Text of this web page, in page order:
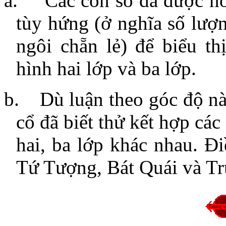
tùy hứng (ở nghĩa số
ngôi chẵn lẻ) để biểu
hình hai lớp và ba lớp.
b.
Dù luận theo góc độ
cổ đã biết thử kết hợp
hai, ba lớp khác nhau.
Tứ Tượng, Bát Quái và